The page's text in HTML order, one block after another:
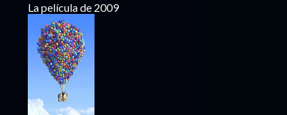
La película de 2009